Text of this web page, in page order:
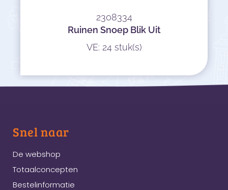
2308334
Ruinen Snoep Blik Uit
VE: 24 stuk(s)
Snel naar
De webshop
Totaalconcepten
Bestelinformatie